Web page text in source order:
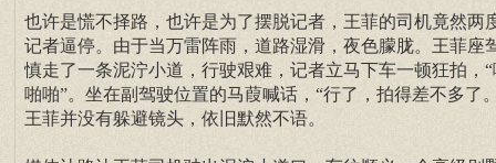
也许是慌不择路，也许是为了摆脱记者，王菲的司机竟然两
记者逼停。由于当万雷阵雨，道路湿滑，夜色朦胧。王菲座
慎走了一条泥泞小道，行驶艰难，记者立马下车一顿狂拍，“
啪啪”。坐在副驾驶位置的马葭喊话，“行了，拍得差不多了
王菲并没有躲避镜头，依旧默然不语。